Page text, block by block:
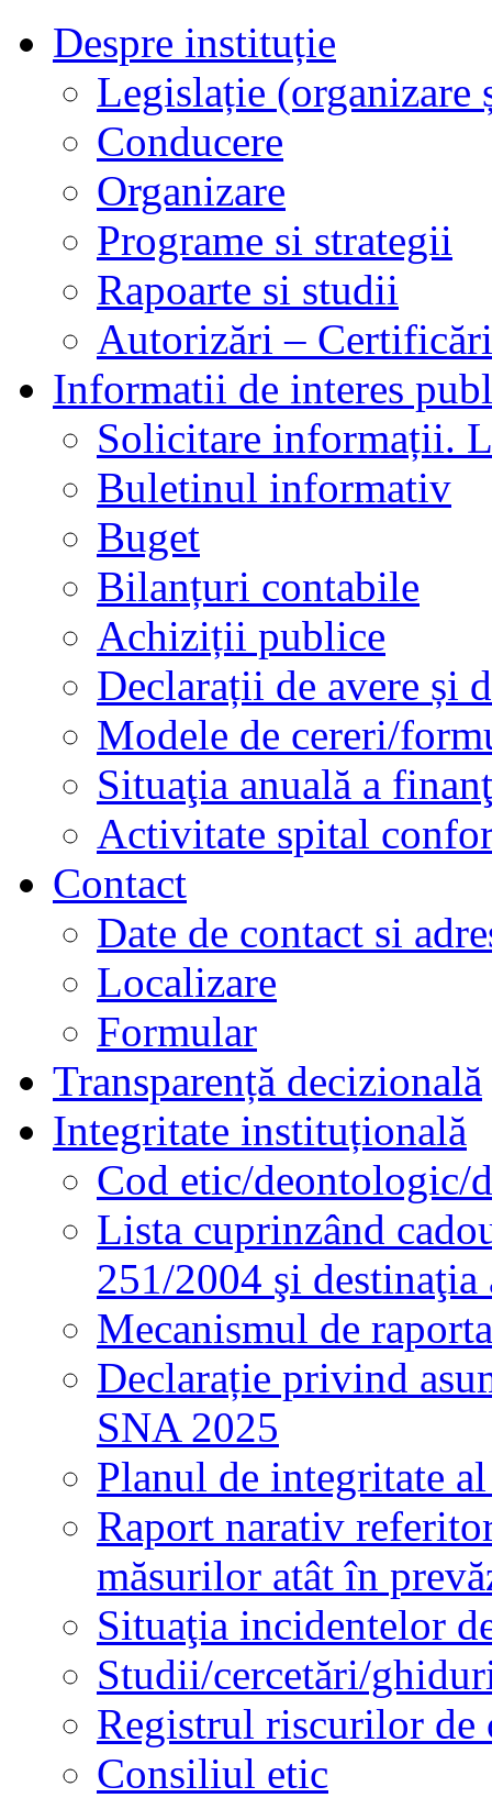
Despre instituție
Legislație
Conducere
Organizare
Programe si strategii
Rapoarte si studii
Autorizări –
Informatii de interes
Solicitare informații.
Buletinul informativ
Buget
Bilanțuri contabile
Achiziții publice
Declarații de avere și
Modele de cereri/
Situaţia anuală a
Activitate spital
Contact
Date de contact si
Localizare
Formular
Transparență decizională
Integritate instituțională
Cod etic/deontologic/
Lista cuprinzând
251/2004 şi destinaţia
Mecanismul de
Declarație privind
SNA 2025
Planul de integritate
Raport narativ
măsurilor atât în
Situaţia incidentelor
Studii/cercetări/
Registrul riscurilor de
Consiliul etic